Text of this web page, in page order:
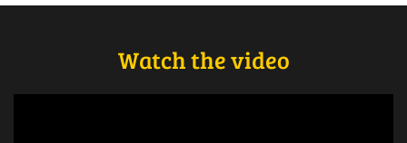
Watch the video